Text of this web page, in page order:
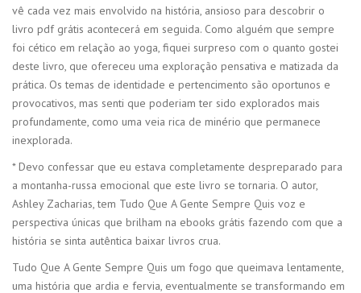
vê cada vez mais envolvido na história, ansioso para descobrir o
livro pdf grátis acontecerá em seguida. Como alguém que sempre
foi cético em relação ao yoga, fiquei surpreso com o quanto gostei
deste livro, que ofereceu uma exploração pensativa e matizada da
prática. Os temas de identidade e pertencimento são oportunos e
provocativos, mas senti que poderiam ter sido explorados mais
profundamente, como uma veia rica de minério que permanece
inexplorada.
* Devo confessar que eu estava completamente despreparado para
a montanha-russa emocional que este livro se tornaria. O autor,
Ashley Zacharias, tem Tudo Que A Gente Sempre Quis voz e
perspectiva únicas que brilham na ebooks grátis fazendo com que a
história se sinta autêntica baixar livros crua.
Tudo Que A Gente Sempre Quis um fogo que queimava lentamente,
uma história que ardia e fervia, eventualmente se transformando em